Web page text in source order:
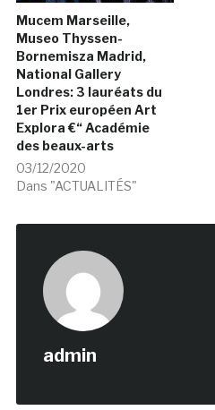
Mucem Marseille,
Museo Thyssen-
Bornemisza Madrid,
National Gallery
Londres: 3 lauréats du
1er Prix européen Art
Explora €“ Académie
des beaux-arts
03/12/2020
Dans "ACTUALITÉS"
admin